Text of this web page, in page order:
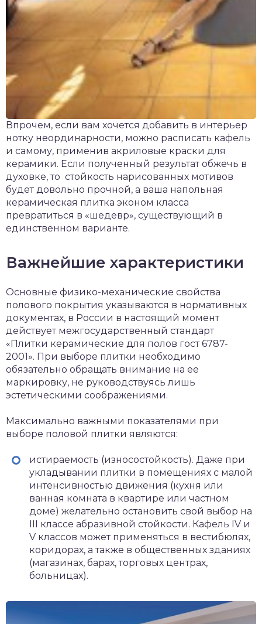
Впрочем, если вам хочется добавить в интерьер
нотку неординарности, можно расписать кафель
и самому, применив акриловые краски для
керамики. Если полученный результат обжечь в
духовке, то стойкость нарисованных мотивов
будет довольно прочной, а ваша напольная
керамическая плитка эконом класса
превратиться в «шедевр», существующий в
единственном варианте.
Важнейшие характеристики
Основные физико-механические свойства
полового покрытия указываются в нормативных
документах, в России в настоящий момент
действует межгосударственный стандарт
«Плитки керамические для полов гост 6787-
2001». При выборе плитки необходимо
обязательно обращать внимание на ее
маркировку, не руководствуясь лишь
эстетическими соображениями.
Максимально важными показателями при
выборе половой плитки являются:
истираемость (износостойкость). Даже при
укладывании плитки в помещениях с малой
интенсивностью движения (кухня или
ванная комната в квартире или частном
доме) желательно остановить свой выбор на
III классе абразивной стойкости. Кафель IV и
V классов может применяться в вестибюлях,
коридорах, а также в общественных зданиях
(магазинах, барах, торговых центрах,
больницах).